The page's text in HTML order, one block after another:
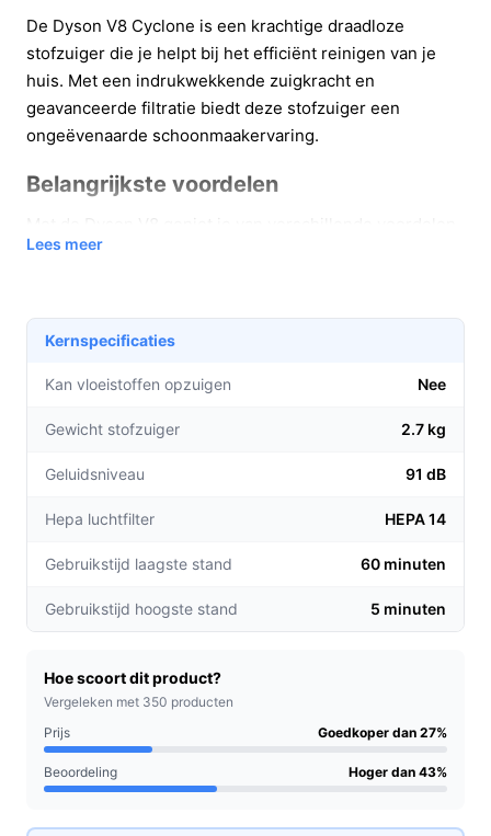
De Dyson V8 Cyclone is een krachtige draadloze
stofzuiger die je helpt bij het efficiënt reinigen van je
huis. Met een indrukwekkende zuigkracht en
geavanceerde filtratie biedt deze stofzuiger een
ongeëvenaarde schoonmaakervaring.
Belangrijkste voordelen
die het schoonmaken gemakkelijker en effectiever
Maximale gebruikstijd:Tot 60 minuten
schoonmaakplezier op de laagste stand, ideaal
voor het reinigen van grote ruimtes zonder
Helemaal zakloos:
De 0,50 liter stofcontainer is
hoeft aan te schaffen of te vervangen.
HEPA-filtertechnologie:
Vangt 99,99% van de
op, perfect voor huishoudens met allergieën.
Voor welke doelgroep?
dierenliefhebbers en mensen met allergieën. Dankzij de
veelzijdigheid en krachtige prestaties is de Dyson V8
perfect voor het schoonmaken van verschillende
oppervlakken, van harde vloeren tot tapijten.
Lees meer
Kernspecificaties
Kan vloeistoffen opzuigen Nee
Gewicht stofzuiger 2.7 kg
Geluidsniveau 91 dB
Hepa luchtfilter HEPA 14
Gebruikstijd laagste stand 60 minuten
Gebruikstijd hoogste stand 5 minuten
Hoe scoort dit product?
Vergeleken met 350 producten
Prijs
Goedkoper dan 27%
Beoordeling Hoger dan 43%